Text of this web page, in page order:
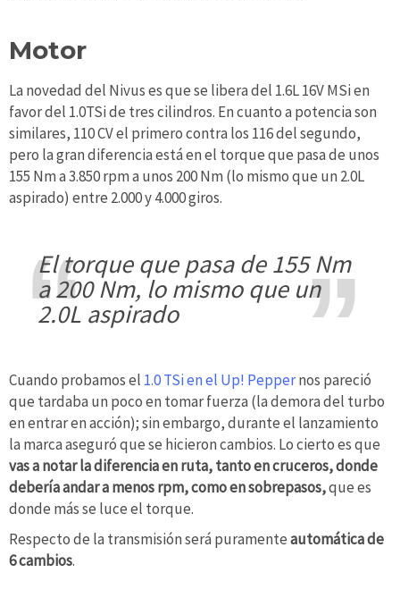
Motor
La novedad del Nivus es que se libera del 1.6L 16V MSi en
favor del 1.0TSi de tres cilindros. En cuanto a potencia son
similares, 110 CV el primero contra los 116 del segundo,
pero la gran diferencia está en el torque que pasa de unos
155 Nm a 3.850 rpm a unos 200 Nm (lo mismo que un 2.0L
aspirado) entre 2.000 y 4.000 giros.
el torque que pasa de 155 Nm
a 200 Nm, lo mismo que un
2.0L aspirado
Cuando probamos el 1.0 TSi en el Up! Peppernos pareció
que tardaba un poco en tomar fuerza (la demora del turbo
en entrar en acción); sin embargo, durante el lanzamiento
la marca aseguró que se hicieron cambios. Lo cierto es que
vas a notar la diferencia en ruta, tanto en cruceros, donde
debería andar a menos rpm, como en sobrepasos,que es
donde más se luce el torque.
Respecto de la transmisión será puramenteautomática de
6 cambios.